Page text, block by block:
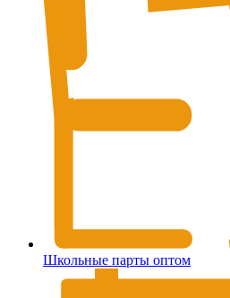
Школьные парты оптом